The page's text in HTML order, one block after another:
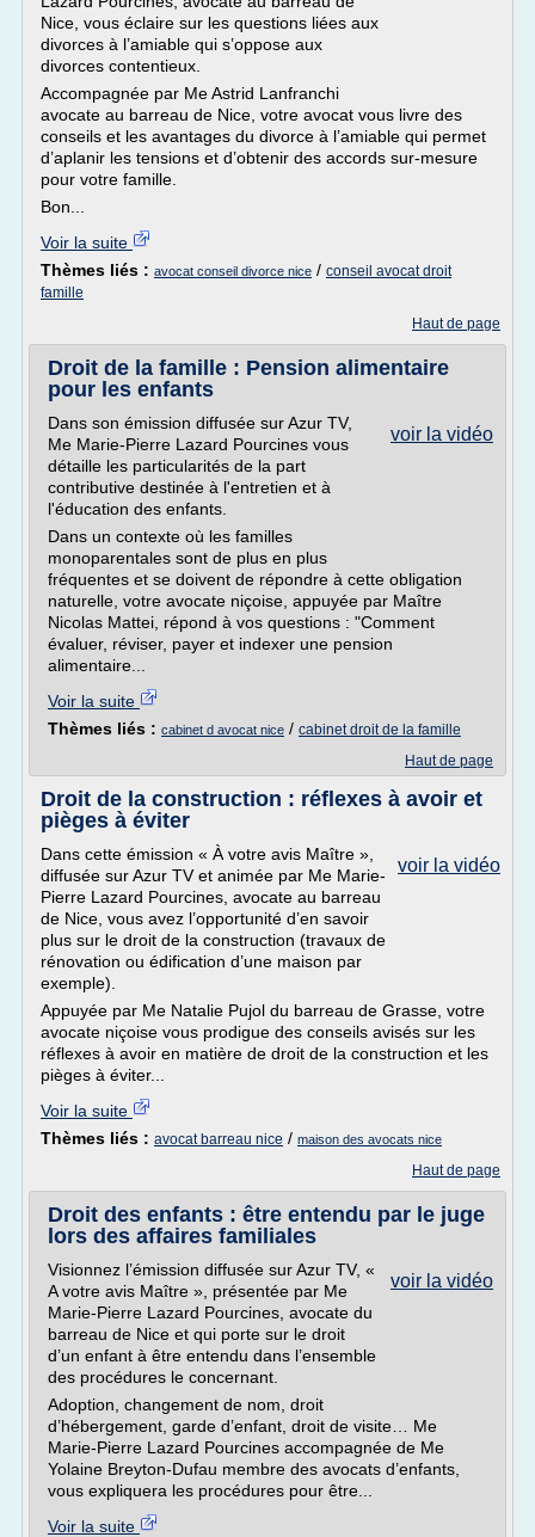
Nice, vous éclaire sur les questions liées aux
divorces à l’amiable qui s’oppose aux
divorces contentieux.
Accompagnée par Me Astrid Lanfranchi
avocate au barreau de Nice, votre avocat vous livre des
conseils et les avantages du divorce à l’amiable qui permet
d’aplanir les tensions et d’obtenir des accords sur-mesure
pour votre famille.
Bon...
Voir la suite
Thèmes liés : avocat conseil divorce nice / conseil avocat droit
famille
Haut de page
Droit de la famille : Pension alimentaire
pour les enfants
voir la vidéo
Dans son émission diffusée sur Azur TV,
Me Marie-Pierre Lazard Pourcines vous
détaille les particularités de la part
contributive destinée à l'entretien et à
l'éducation des enfants.
Dans un contexte où les familles
monoparentales sont de plus en plus
fréquentes et se doivent de répondre à cette obligation
naturelle, votre avocate niçoise, appuyée par Maître
Nicolas Mattei, répond à vos questions : "Comment
évaluer, réviser, payer et indexer une pension
alimentaire...
Voir la suite
Thèmes liés : cabinet d avocat nice / cabinet droit de la famille
Haut de page
Droit de la construction : réflexes à avoir et
pièges à éviter
voir la vidéo
Dans cette émission « À votre avis Maître »,
diffusée sur Azur TV et animée par Me Marie-
Pierre Lazard Pourcines, avocate au barreau
de Nice, vous avez l’opportunité d’en savoir
plus sur le droit de la construction (travaux de
rénovation ou édification d’une maison par
exemple).
Appuyée par Me Natalie Pujol du barreau de Grasse, votre
avocate niçoise vous prodigue des conseils avisés sur les
réflexes à avoir en matière de droit de la construction et les
pièges à éviter...
Voir la suite
Thèmes liés : avocat barreau nice / maison des avocats nice
Haut de page
Droit des enfants : être entendu par le juge
lors des affaires familiales
voir la vidéo
Visionnez l’émission diffusée sur Azur TV, «
A votre avis Maître », présentée par Me
Marie-Pierre Lazard Pourcines, avocate du
barreau de Nice et qui porte sur le droit
d’un enfant à être entendu dans l’ensemble
des procédures le concernant.
Adoption, changement de nom, droit
d’hébergement, garde d’enfant, droit de visite… Me
Marie-Pierre Lazard Pourcines accompagnée de Me
Yolaine Breyton-Dufau membre des avocats d’enfants,
vous expliquera les procédures pour être...
Voir la suite